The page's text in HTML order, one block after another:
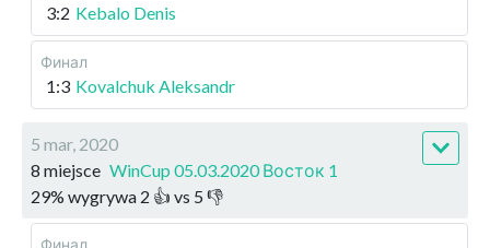
3:2 Kebalo Denis
Финал
1:3 Kovalchuk Aleksandr
5 mar, 2020
8 miejsce WinCup 05.03.2020 Восток 1
29% wygrywa 2 👍 vs 5 👎
Финал